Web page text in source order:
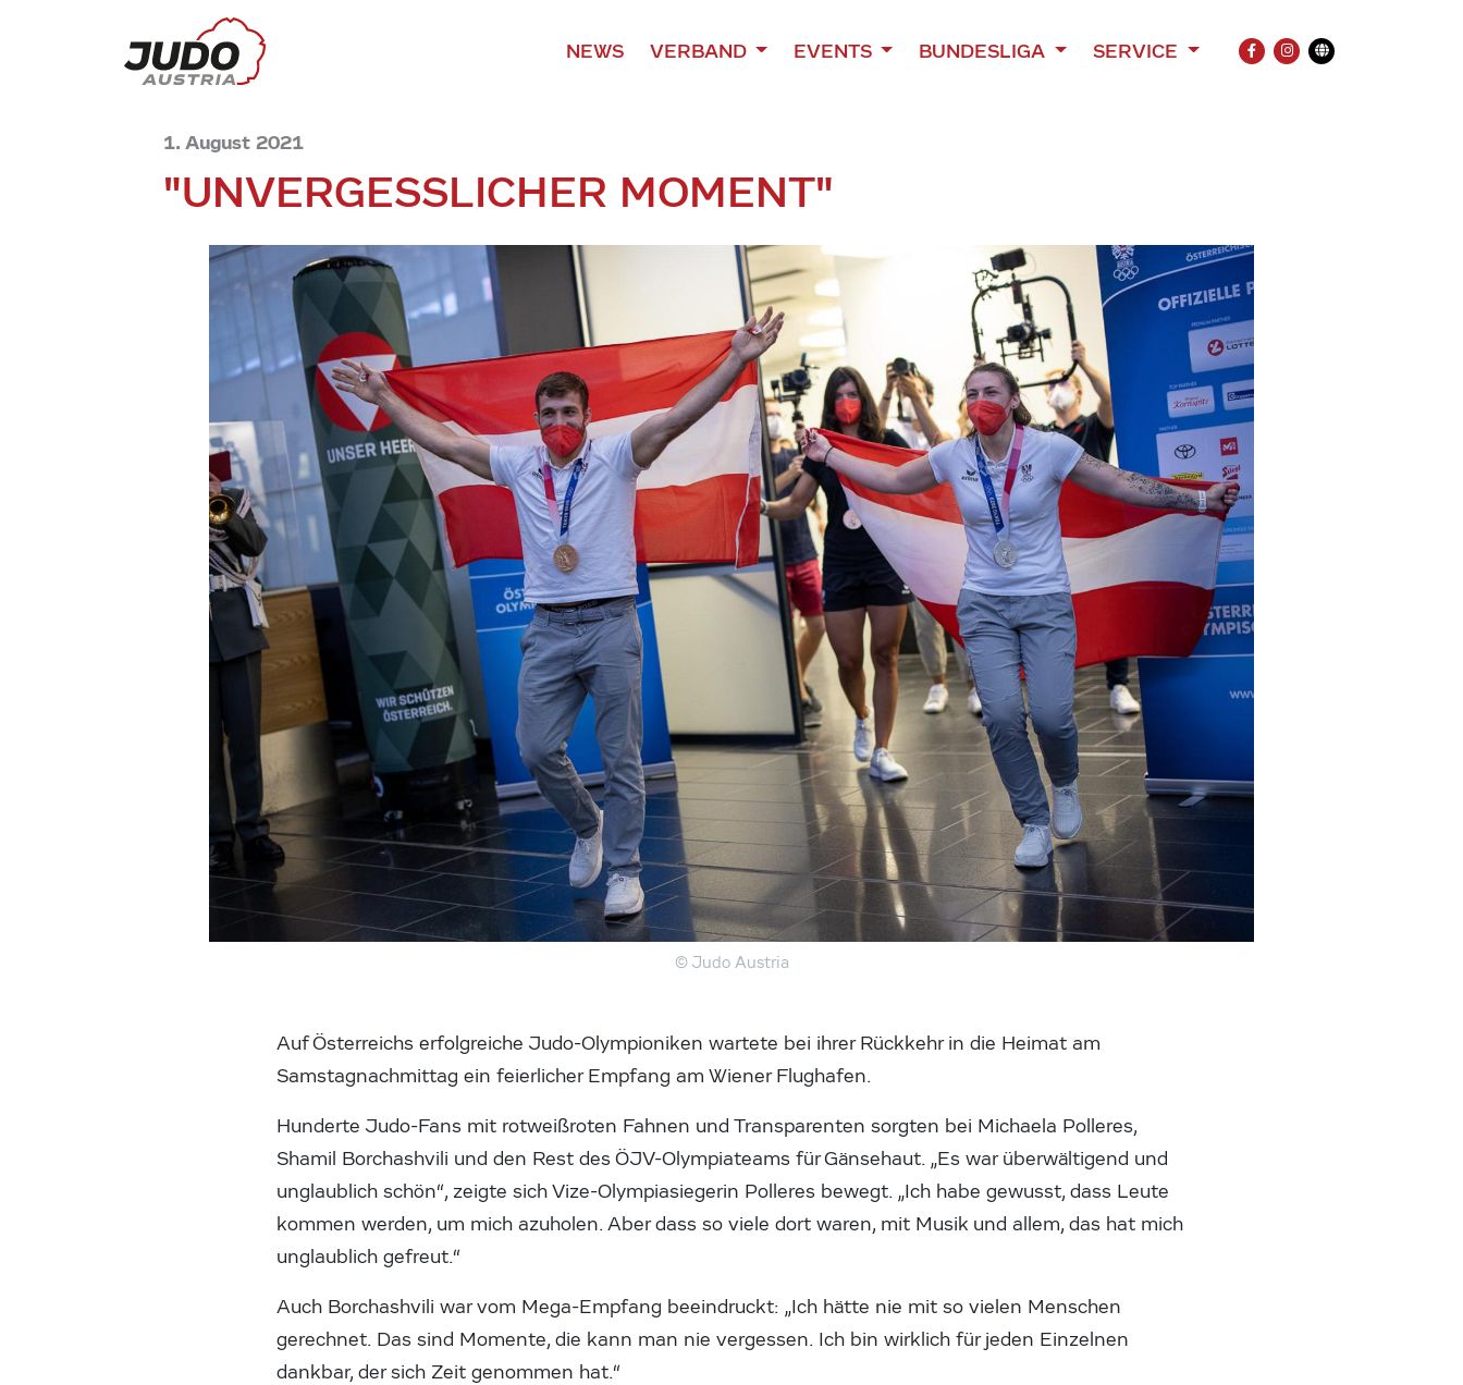
NEWS VERBAND EVENTS BUNDESLIGA SERVICE
FACEBOOK
INSTAGRAM
Übersetzung
1. August 2021
"UNVERGESSLICHER MOMENT"
© Judo Austria
Auf Österreichs erfolgreiche Judo-Olympioniken wartete bei ihrer Rückkehr in die Heimat am
Samstagnachmittag ein feierlicher Empfang am Wiener Flughafen.
Hunderte Judo-Fans mit rotweißroten Fahnen und Transparenten sorgten bei Michaela Polleres,
Shamil Borchashvili und den Rest des ÖJV-Olympiateams für Gänsehaut. „Es war überwältigend und
unglaublich schön“, zeigte sich Vize-Olympiasiegerin Polleres bewegt. „Ich habe gewusst, dass Leute
kommen werden, um mich azuholen. Aber dass so viele dort waren, mit Musik und allem, das hat mich
unglaublich gefreut.“
Auch Borchashvili war vom Mega-Empfang beeindruckt: „Ich hätte nie mit so vielen Menschen
gerechnet. Das sind Momente, die kann man nie vergessen. Ich bin wirklich für jeden Einzelnen
dankbar, der sich Zeit genommen hat.“